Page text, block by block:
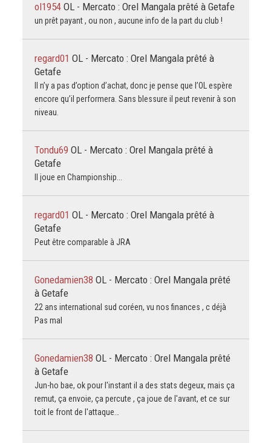
ol1954 OL - Mercato : Orel Mangala prêté à Getafe
un prêt payant , ou non , aucune info de la part du club !
regard01 OL - Mercato : Orel Mangala prêté à
Getafe
Il n’y a pas d’option d’achat, donc je pense que l’OL espère
encore qu’il performera. Sans blessure il peut revenir à son
niveau.
Tondu69 OL - Mercato : Orel Mangala prêté à
Getafe
Il joue en Championship...
regard01 OL - Mercato : Orel Mangala prêté à
Getafe
Peut être comparable à JRA
Gonedamien38 OL - Mercato : Orel Mangala prêté
à Getafe
22 ans international sud coréen, vu nos finances , c déjà
Pas mal
Gonedamien38 OL - Mercato : Orel Mangala prêté
à Getafe
Jun-ho bae, ok pour l'instant il a des stats degeux, mais ça
remut, ça envoie, ça percute , ça joue de l'avant, et ce sur
toit le front de l'attaque…